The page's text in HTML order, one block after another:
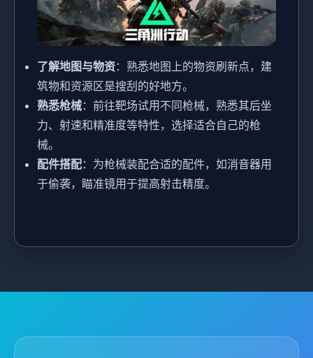
了解地图与物资：熟悉地图上的物资刷新点，建
筑物和资源区是搜刮的好地方。
熟悉枪械：前往靶场试用不同枪械，熟悉其后坐
力、射速和精准度等特性，选择适合自己的枪
械。
配件搭配：为枪械装配合适的配件，如消音器用
于偷袭，瞄准镜用于提高射击精度。